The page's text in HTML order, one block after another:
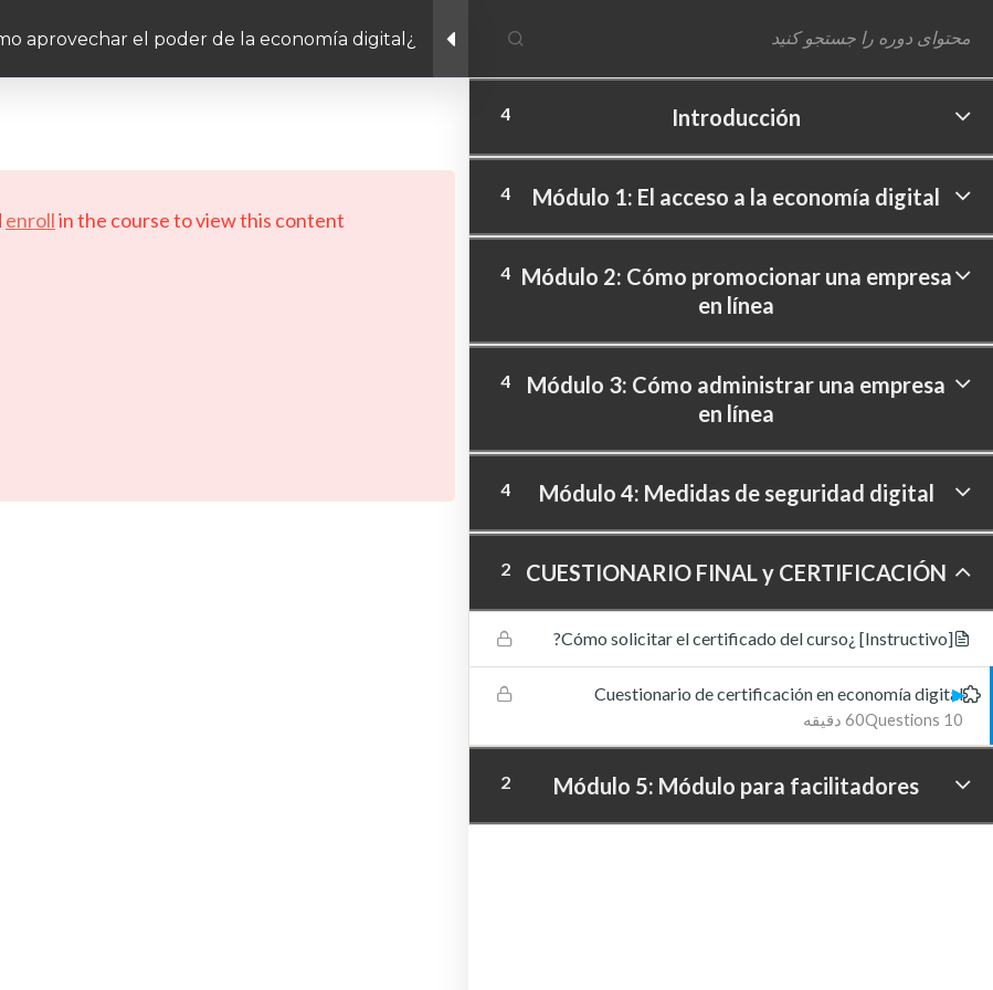
¿Cómo aprovechar el poder de la economía digital?
Introducción
4
Módulo 1: El acceso a la economía digital
4
Módulo 2: Cómo promocionar una empresa
en línea
4
Módulo 3: Cómo administrar una empresa
en línea
4
Módulo 4: Medidas de seguridad digital
4
CUESTIONARIO FINAL y CERTIFICACIÓN
2
[Instructivo] ¿Cómo solicitar el certificado del curso?
Cuestionario de certificación en economía digital
60 دقیقه 10 Questions
Módulo 5: Módulo para facilitadores
2
enrollin the course to view this content!